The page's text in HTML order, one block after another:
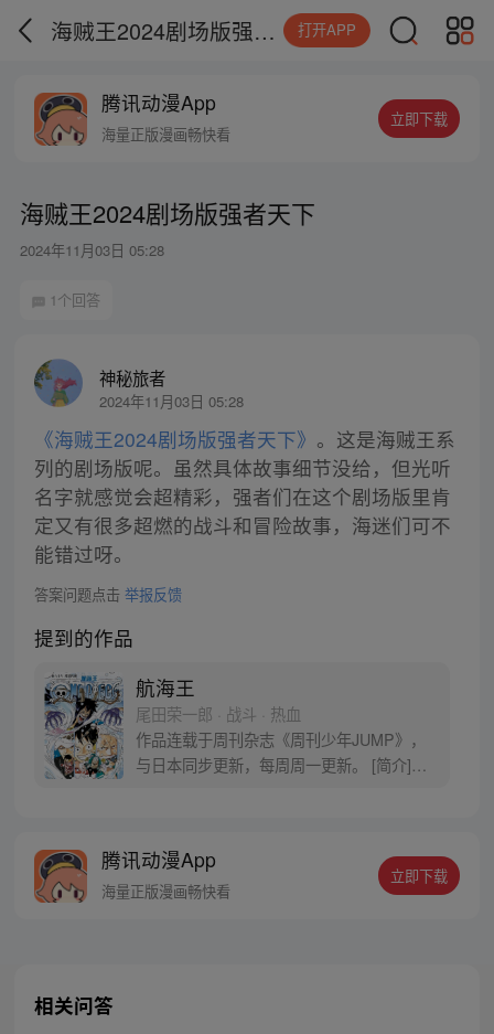
海贼王2024剧场版强者天下 打开APP
腾讯动漫App
海量正版漫画畅快看
立即下载
海贼王2024剧场版强者天下
2024年11月03日 05:28
1个回答
神秘旅者
2024年11月03日 05:28
《海贼王2024剧场版强者天下》 。这是海贼王系
列的剧场版呢。虽然具体故事细节没给，但光听
名字就感觉会超精彩，强者们在这个剧场版里肯
定又有很多超燃的战斗和冒险故事，海迷们可不
能错过呀。
答案问题点击 举报反馈
提到的作品
航海王
尾田荣一郎 · 战斗 · 热血
作品连载于周刊杂志《周刊少年JUMP》，
与日本同步更新，每周周一更新。 [简介]有
十年后，路飞为实现与因救他而断臂的杰克
斯的约定而出海，开始了以成为海盗王为目
腾讯动漫App
海量正版漫画畅快看
立即下载
相关问答